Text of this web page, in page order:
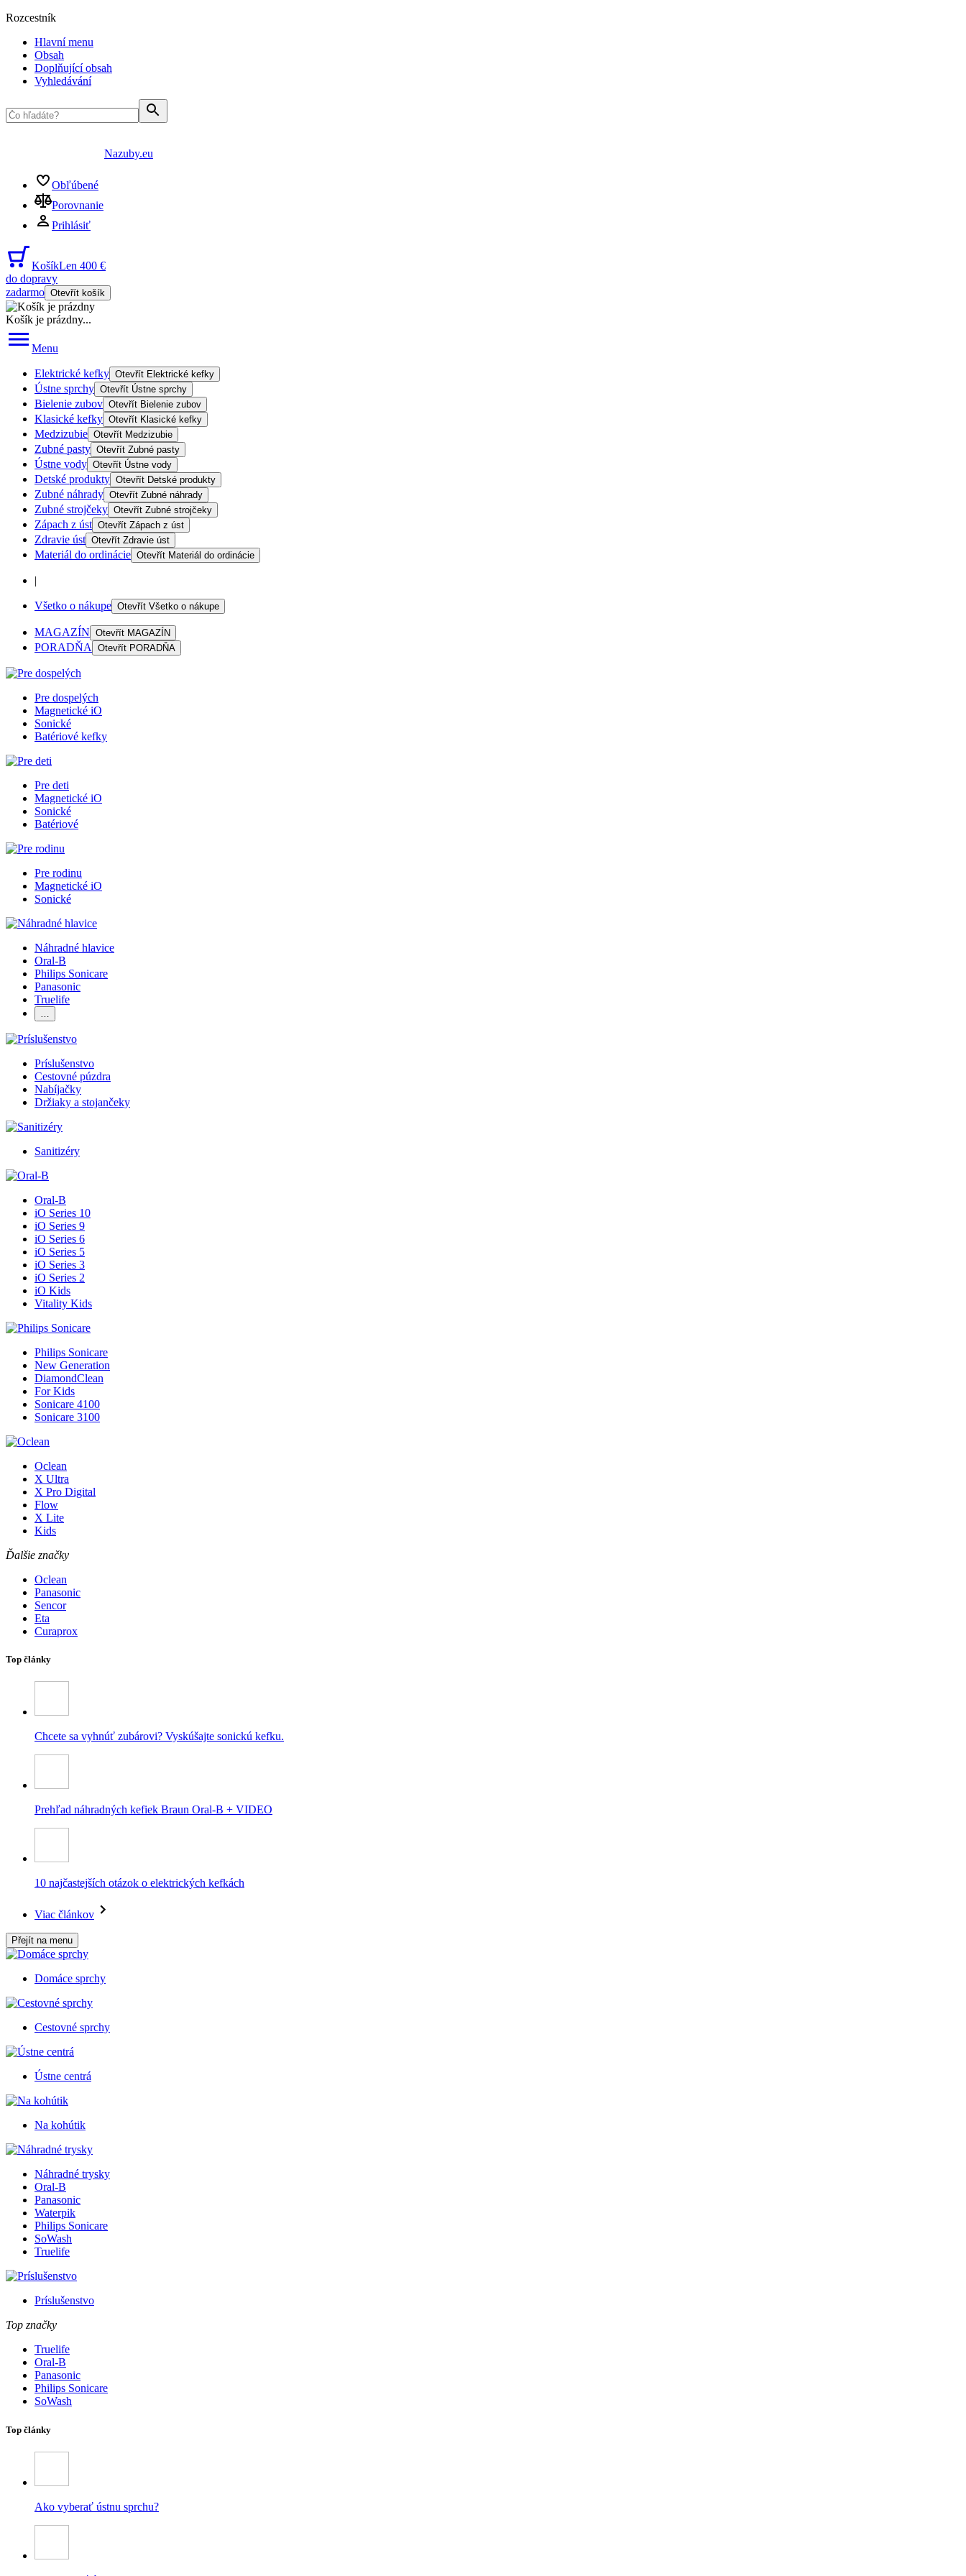
Rozcestník
Hlavní menu
Obsah
Doplňující obsah
Vyhledávání
Nazuby.eu
Obľúbené
Porovnanie
Prihlásiť
KošíkLen 400 €
do dopravy
zadarmo Otevřít košík
Košík je prázdny...
Menu
Elektrické kefky Otevřít Elektrické kefky
Ústne sprchy Otevřít Ústne sprchy
Bielenie zubov Otevřít Bielenie zubov
Klasické kefky Otevřít Klasické kefky
Medzizubie Otevřít Medzizubie
Zubné pasty Otevřít Zubné pasty
Ústne vody Otevřít Ústne vody
Detské produkty Otevřít Detské produkty
Zubné náhrady Otevřít Zubné náhrady
Zubné strojčeky Otevřít Zubné strojčeky
Zápach z úst Otevřít Zápach z úst
Zdravie úst Otevřít Zdravie úst
Materiál do ordinácie Otevřít Materiál do ordinácie
|
Všetko o nákupe Otevřít Všetko o nákupe
MAGAZÍN Otevřít MAGAZÍN
PORADŇA Otevřít PORADŇA
Pre dospelých
Magnetické iO
Sonické
Batériové kefky
Pre deti
Magnetické iO
Sonické
Batériové
Pre rodinu
Magnetické iO
Sonické
Náhradné hlavice
Oral-B
Philips Sonicare
Panasonic
Truelife
…
Príslušenstvo
Cestovné púzdra
Nabíjačky
Držiaky a stojančeky
Sanitizéry
Oral-B
iO Series 10
iO Series 9
iO Series 6
iO Series 5
iO Series 3
iO Series 2
iO Kids
Vitality Kids
Philips Sonicare
New Generation
DiamondClean
For Kids
Sonicare 4100
Sonicare 3100
Oclean
X Ultra
X Pro Digital
Flow
X Lite
Kids
Ďalšie značky
Oclean
Panasonic
Sencor
Eta
Curaprox
Top články
Chcete sa vyhnúť zubárovi? Vyskúšajte sonickú kefku.
Prehľad náhradných kefiek Braun Oral-B + VIDEO
10 najčastejších otázok o elektrických kefkách
Viac článkov
Přejít na menu
Domáce sprchy
Cestovné sprchy
Ústne centrá
Na kohútik
Náhradné trysky
Oral-B
Panasonic
Waterpik
Philips Sonicare
SoWash
Truelife
Príslušenstvo
Top značky
Truelife
Oral-B
Panasonic
Philips Sonicare
SoWash
Top články
Ako vyberať ústnu sprchu?